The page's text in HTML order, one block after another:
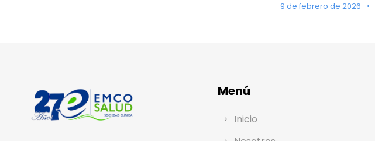
9 de febrero de 2026 •
Menú
Inicio